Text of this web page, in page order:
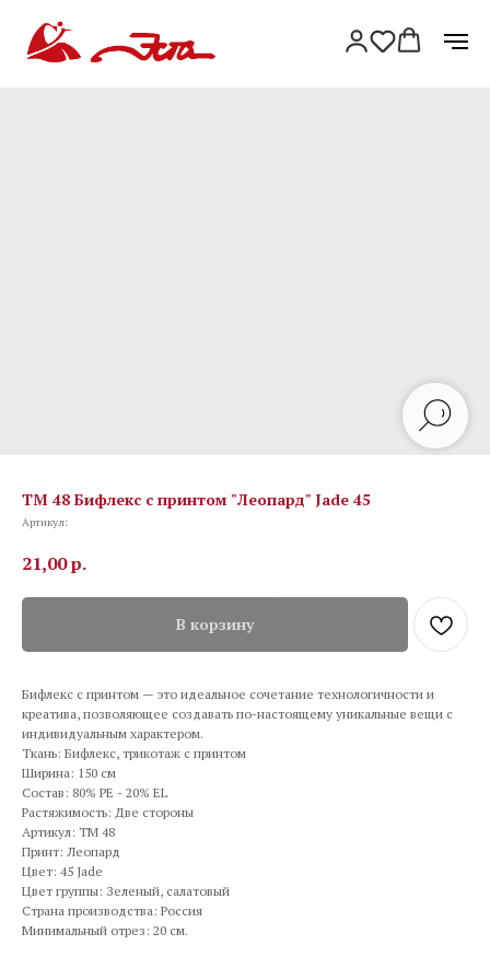
TM 48 Бифлекс с принтом "Леопард" Jade 45
Артикул:
21,00р.
В корзину
Бифлекс с принтом — это идеальное сочетание технологичности и
креатива, позволяющее создавать по-настоящему уникальные вещи с
индивидуальным характером.
Ткань: Бифлекс, трикотаж с принтом
Ширина: 150 см
Состав: 80% PE - 20% EL
Растяжимость: Две стороны
Артикул: TM 48
Принт: Леопард
Цвет: 45 Jade
Цвет группы: Зеленый, салатовый
Страна производства: Россия
Минимальный отрез: 20 см.